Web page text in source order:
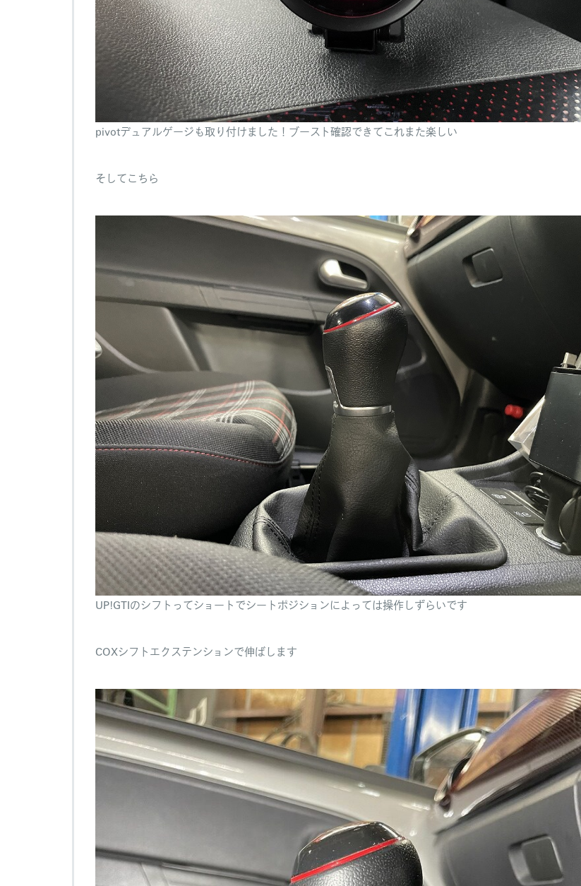
pivotデュアルゲージも取り付けました！ブースト確認できてこれまた楽しい
そしてこちら
UP!GTIのシフトってショートでシートポジションによっては操作しずらいです
COXシフトエクステンションで伸ばします